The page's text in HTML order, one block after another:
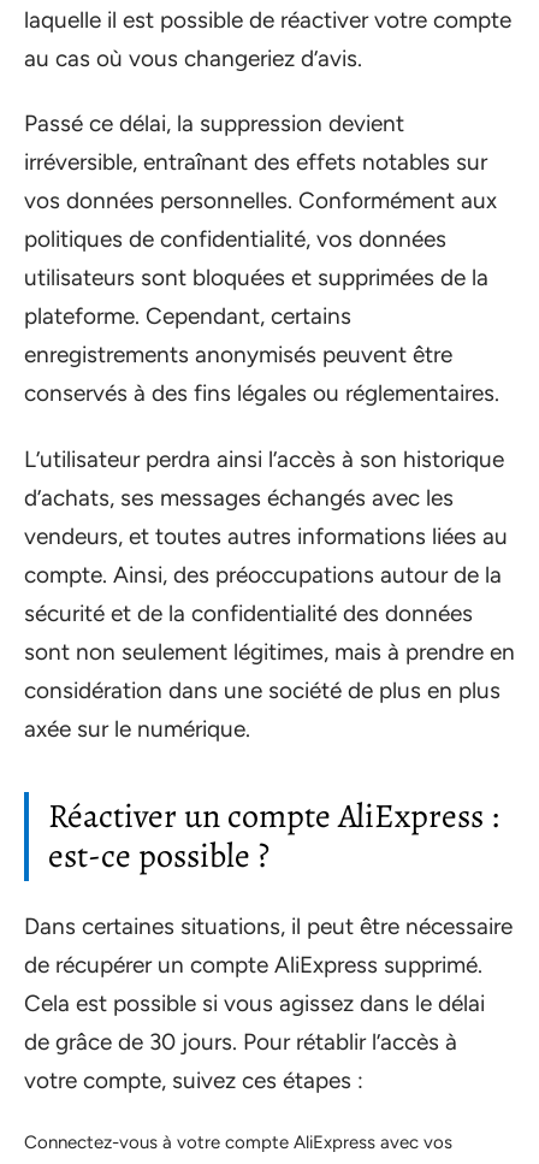
laquelle il est possible de réactiver votre compte
au cas où vous changeriez d’avis.
Passé ce délai, la suppression devient
irréversible, entraînant des effets notables sur
vos données personnelles. Conformément aux
politiques de confidentialité, vos données
utilisateurs sont bloquées et supprimées de la
plateforme. Cependant, certains
enregistrements anonymisés peuvent être
conservés à des fins légales ou réglementaires.
L’utilisateur perdra ainsi l’accès à son historique
d’achats, ses messages échangés avec les
vendeurs, et toutes autres informations liées au
compte. Ainsi, des préoccupations autour de la
sécurité et de la confidentialité des données
sont non seulement légitimes, mais à prendre en
considération dans une société de plus en plus
axée sur le numérique.
Réactiver un compte AliExpress :
est-ce possible ?
Dans certaines situations, il peut être nécessaire
de récupérer un compte AliExpress supprimé.
Cela est possible si vous agissez dans le délai
de grâce de 30 jours. Pour rétablir l’accès à
votre compte, suivez ces étapes :
Connectez-vous à votre compte AliExpress avec vos